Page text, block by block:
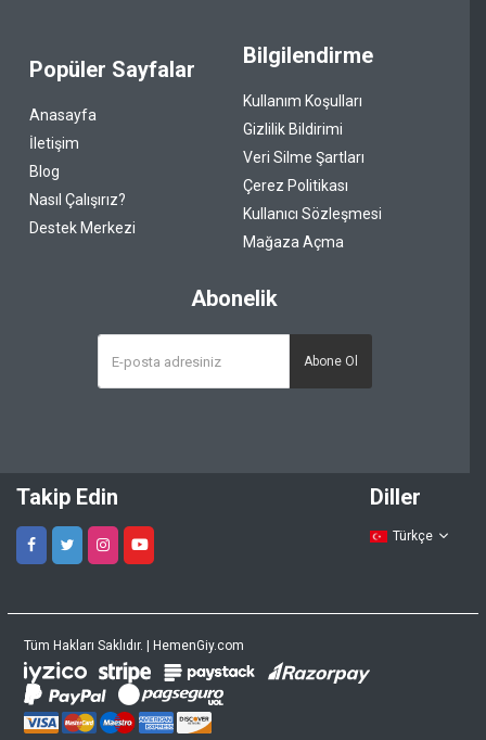
Popüler Sayfalar
Anasayfa
İletişim
Blog
Nasıl Çalışırız?
Destek Merkezi
Bilgilendirme
Kullanım Koşulları
Gizlilik Bildirimi
Veri Silme Şartları
Çerez Politikası
Kullanıcı Sözleşmesi
Mağaza Açma
Abonelik
Abone Ol
Takip Edin Diller
Türkçe
Tüm Hakları Saklıdır. | HemenGiy.com